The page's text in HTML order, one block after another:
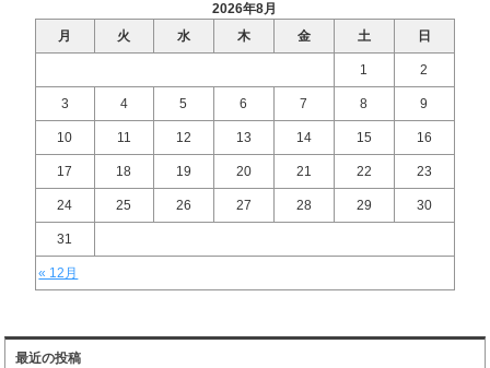
2026年8月
月
火 水 木 金 土 日
« 12月
1 2
3 4 5 6 7 8 9
10 11 12 13 14 15 16
17 18 19 20 21 22 23
24 25 26 27 28 29 30
31
最近の投稿